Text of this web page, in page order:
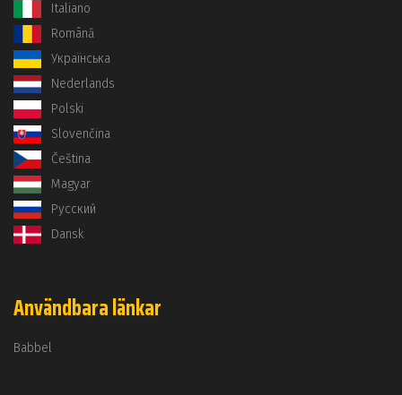
Italiano
Română
Українська
Nederlands
Polski
Slovenčina
Čeština
Magyar
Русский
Dansk
Användbara länkar
Babbel